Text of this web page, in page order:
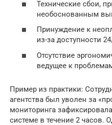
Технические сбои,
необоснованным
Принуждение к
из-за доступности
Отсутствие
ведущее к
Пример из практики:
агентства был уволен за
мониторинга
системе в течение 2 часов.